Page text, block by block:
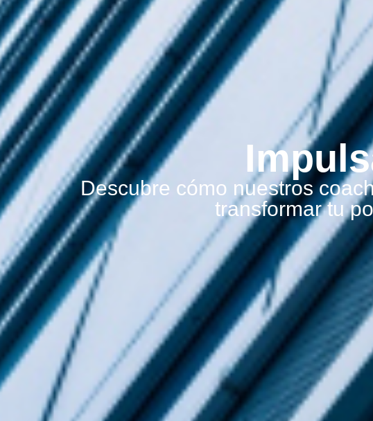
Descubre cómo nuestros
transformar tu